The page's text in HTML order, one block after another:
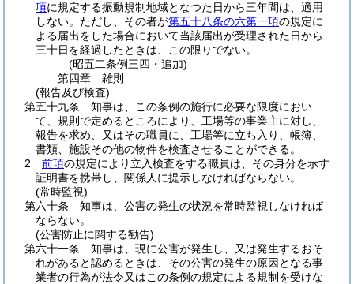
項に規定する振動規制地域となつた日から三年間は、適用
しない。 ただし、その者が第五十八条の六第一項の規定に
よる届出をした場合において当該届出が受理された日から
三十日を経過したときは、この限りでない。
(昭五二条例三四・追加)
第四章
雑則
(報告及び検査)
第五十九条
知事は、この条例の施行に必要な限度におい
て、規則で定めるところにより、工場等の事業主に対し、
報告を求め、又はその職員に、工場等に立ち入り、帳簿、
書類、施設その他の物件を検査させることができる。
2
前項の規定により立入検査をする職員は、その身分を示す
証明書を携帯し、関係人に提示しなければならない。
(常時監視)
第六十条
知事は、公害の発生の状況を常時監視しなければ
ならない。
(公害防止に関する勧告)
第六十一条
知事は、現に公害が発生し、又は発生するおそ
れがあると認めるときは、その公害の発生の原因となる事
業者の行為が法令又はこの条例の規定による規制を受けな